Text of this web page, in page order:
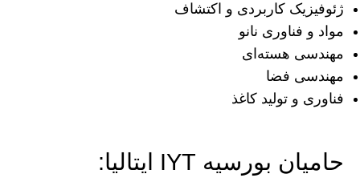
ژئوفیزیک کاربردی و اکتشاف
مواد و فناوری نانو
مهندسی هسته‌ای
مهندسی فضا
فناوری و تولید کاغذ
حامیان بورسیه IYT ایتالیا: